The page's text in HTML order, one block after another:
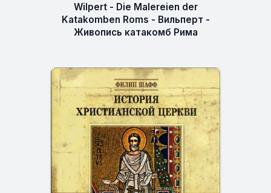
Wilpert - Die Malereien der
Katakomben Roms - Вильперт -
Живопись катакомб Рима